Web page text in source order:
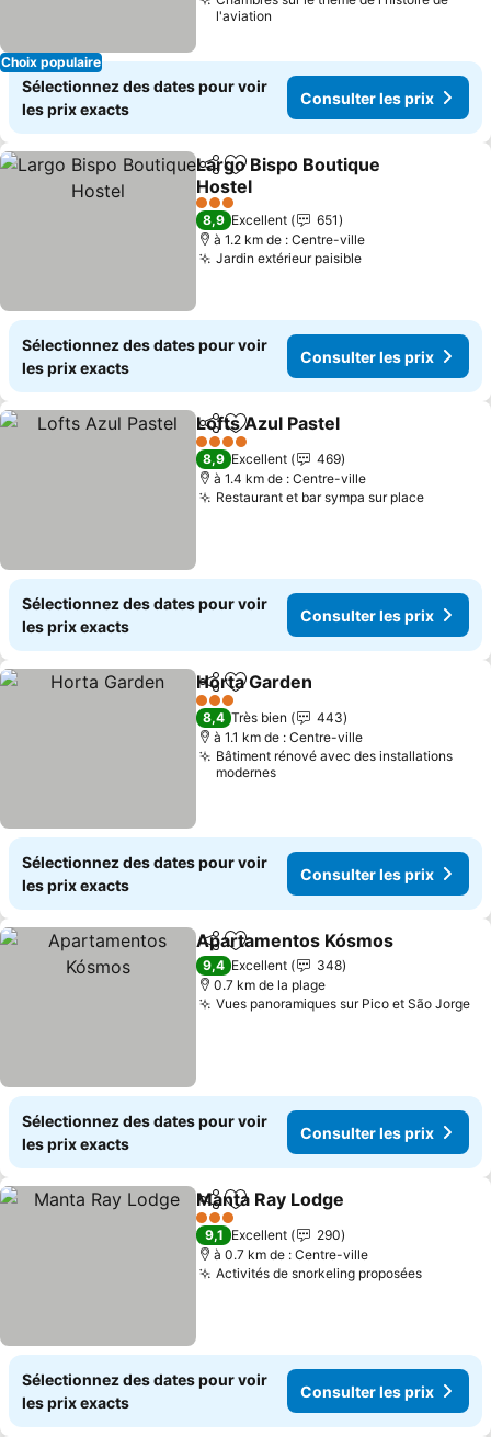
Choix populaire
l'aviation
Sélectionnez des dates pour voir
les prix exacts
Consulter les prix
PartagerAjouter à mes favoris
Largo Bispo Boutique
Hostel
Consulter les prix
3 Étoiles
8,9 Excellent
651
à 1.2 km de : Centre-ville
Jardin extérieur paisibleConsulter les
Sélectionnez des dates pour voir
les prix exacts
Consulter les prix
PartagerAjouter à mes favoris
Lofts Azul Pastel
4 Étoiles
8,9 Excellent
469
à 1.4 km de : Centre-ville
Restaurant et bar sympa sur place
Sélectionnez des dates pour voir
les prix exacts
Consulter les prix
PartagerAjouter à mes favoris
Horta Garden
3 Étoiles
8,4 Très bien
443
à 1.1 km de : Centre-ville
Bâtiment rénové avec des installations
modernes
Sélectionnez des dates pour voir
les prix exacts
Consulter les prix
PartagerAjouter à mes favoris
Apartamentos Kósmos
9,4 Excellent
348
0.7 km de la plage
Vues panoramiques sur Pico et São Jorge
Sélectionnez des dates pour voir
les prix exacts
Consulter les prix
PartagerAjouter à mes favoris
Manta Ray Lodge
3 Étoiles
9,1 Excellent
290
à 0.7 km de : Centre-ville
Activités de snorkeling proposées
Sélectionnez des dates pour voir
les prix exacts
Consulter les prix